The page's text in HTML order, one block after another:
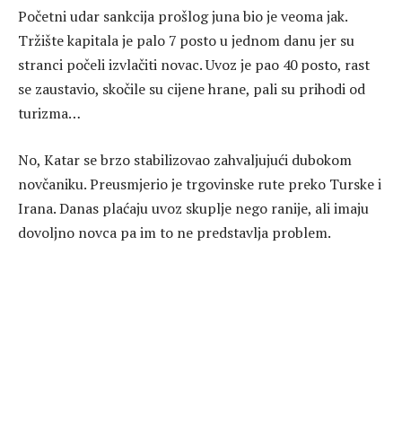
Početni udar sankcija prošlog juna bio je veoma jak.
Tržište kapitala je palo 7 posto u jednom danu jer su
stranci počeli izvlačiti novac. Uvoz je pao 40 posto, rast
se zaustavio, skočile su cijene hrane, pali su prihodi od
turizma…
No, Katar se brzo stabilizovao zahvaljujući dubokom
novčaniku. Preusmjerio je trgovinske rute preko Turske i
Irana. Danas plaćaju uvoz skuplje nego ranije, ali imaju
dovoljno novca pa im to ne predstavlja problem.